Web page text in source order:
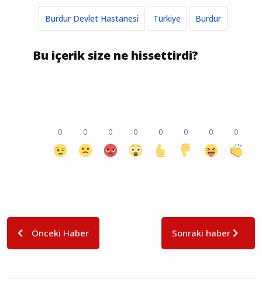
Burdur Devlet Hastanesi Türkiye Burdur
Bu içerik size ne hissettirdi?
0 0 0 0 0 0 0 0
Önceki Haber Sonraki haber